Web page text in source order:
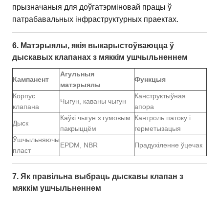
прызначаныя для доўгатэрміновай працы ў
патрабавальных інфраструктурных праектах.
6. Матэрыялы, якія выкарыстоўваюцца ў
дыскавых клапанах з мяккім ушчыльненнем
Кампанент
Агульныя
матэрыялы
Функцыя
Корпус
клапана
Чыгун, каваны чыгун
Канструктыўная
апора
Дыск
Каўкі чыгун з гумовым
пакрыццём
Кантроль патоку і
герметызацыя
Ўшчыльняючы
пласт
EPDM, NBR Прадухіленне ўцечак
7. Як правільна выбраць дыскавы клапан з
мяккім ушчыльненнем